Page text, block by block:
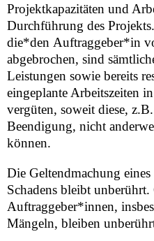
Projektkapazitäten und
Durchführung des
die*den Auftraggeber*in
abgebrochen, sind
Leistungen sowie bereits
eingeplante Arbeitszeiten
vergüten, soweit diese,
Beendigung, nicht
können.
Die Geltendmachung
Schadens bleibt unberührt.
Auftraggeber*innen,
Mängeln, bleiben